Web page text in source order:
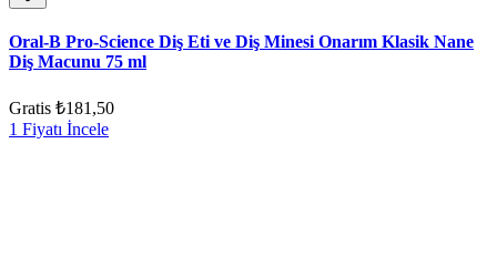
Oral-B Pro-Science Diş Eti ve Diş Minesi Onarım Klasik Nane
Diş Macunu 75 ml
Gratis ₺181,50
1 Fiyatı İncele